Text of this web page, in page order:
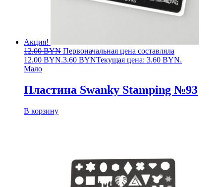
Акция!
12.00BYN Первоначальная цена составляла
12.00 BYN.3.60 BYNТекущая цена: 3.60 BYN.
Мало
Пластина Swanky Stamping №93
В корзину